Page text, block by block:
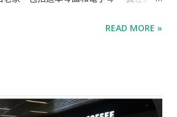
我在廿多年前在樂理裡認識的，沒有實
練第一行⋯⋯ 也在YouTube裡搜了關於這
READ MORE »